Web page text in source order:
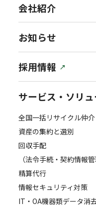
会社紹介
お知らせ
採用情報
サービス・ソリ
全国一括リサイクル仲
資産の集約と選別
回収手配
（法令手続・契約情報管
精算代行
情報セキュリティ対策
IT・OA機器類データ消